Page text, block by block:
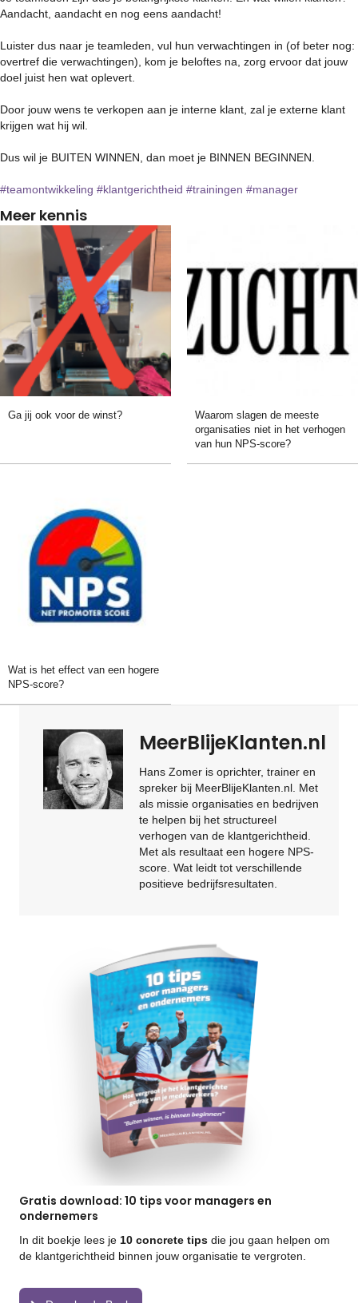
Aandacht, aandacht en nog eens aandacht!
Luister dus naar je teamleden, vul hun verwachtingen in (of beter nog:
overtref die verwachtingen), kom je beloftes na, zorg ervoor dat jouw
doel juist hen wat oplevert.
Door jouw wens te verkopen aan je interne klant, zal je externe klant
krijgen wat hij wil.
Dus wil je BUITEN WINNEN, dan moet je BINNEN BEGINNEN.
#teamontwikkeling #klantgerichtheid #trainingen #manager
Meer kennis
Ga jij ook voor de winst?
Waarom slagen de meeste
organisaties niet in het verhogen
van hun NPS-score?
Wat is het effect van een hogere
NPS-score?
MeerBlijeKlanten.nl
Hans Zomer is oprichter, trainer en
spreker bij MeerBlijeKlanten.nl. Met
als missie organisaties en bedrijven
te helpen bij het structureel
verhogen van de klantgerichtheid.
Met als resultaat een hogere NPS-
score. Wat leidt tot verschillende
positieve bedrijfsresultaten.
Gratis download: 10 tips voor managers en
ondernemers
In dit boekje lees je 10 concrete tips die jou gaan helpen om
de klantgerichtheid binnen jouw organisatie te vergroten.